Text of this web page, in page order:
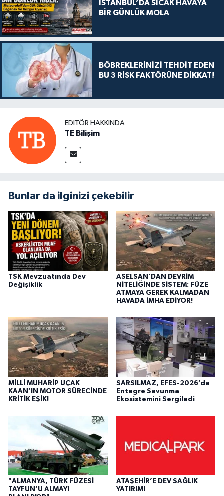
İSTANBUL’DA SICAK HAVAYA
BİR GÜNLÜK MOLA
BÖBREKLERİNİZİ TEHDİT EDEN
BU 3 RİSK FAKTÖRÜNE DİKKAT!
EDITÖR HAKKINDA
TE Bilişim
Bunlar da ilginizi çekebilir
TSK Mevzuatında Dev
Değişiklik
ASELSAN’DAN DEVRİM
NİTELİĞİNDE SİSTEM: FÜZE
ATMAYA GEREK KALMADAN
HAVADA İMHA EDİYOR!
MİLLİ MUHARİP UÇAK
KAAN’IN MOTOR SÜRECİNDE
KRİTİK EŞİK!
SARSILMAZ, EFES-2026’da
Entegre Savunma
Ekosistemini Sergiledi
"ALMANYA, TÜRK FÜZESİ
TAYFUN’U ALMAYI
ATAŞEHİR’E DEV SAĞLIK
YATIRIMI